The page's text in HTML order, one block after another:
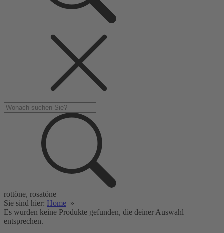
rottöne, rosatöne
Sie sind hier: Home »
Es wurden keine Produkte gefunden, die deiner Auswahl
entsprechen.